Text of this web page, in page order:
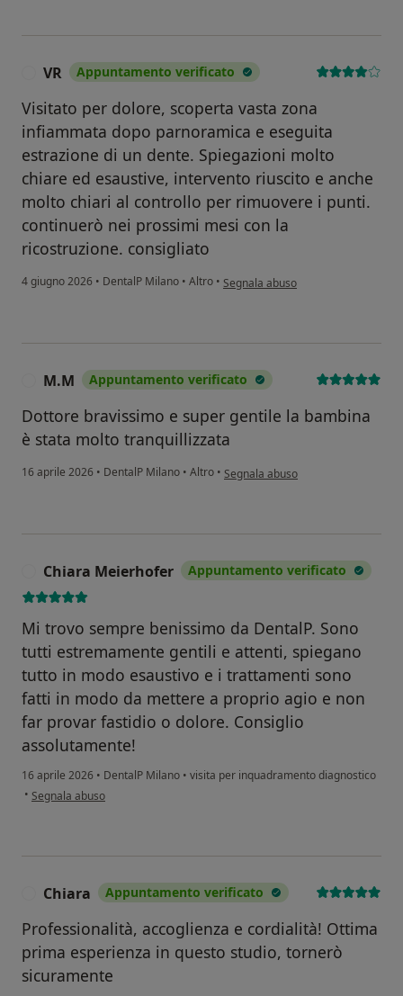
VR Appuntamento verificato
Visitato per dolore, scoperta vasta zona
infiammata dopo parnoramica e eseguita
estrazione di un dente. Spiegazioni molto
chiare ed esaustive, intervento riuscito e anche
molto chiari al controllo per rimuovere i punti.
continuerò nei prossimi mesi con la
ricostruzione. consigliato
4 giugno 2026 • DentalP Milano • Altro • secondo l'opinione dell'utente VR
Segnala abuso
M.M Appuntamento verificato
Dottore bravissimo e super gentile la bambina
è stata molto tranquillizzata
16 aprile 2026 • DentalP Milano • Altro • secondo l'opinione dell'utente M.M
Segnala abuso
Chiara Meierhofer Appuntamento verificato
Mi trovo sempre benissimo da DentalP. Sono
tutti estremamente gentili e attenti, spiegano
tutto in modo esaustivo e i trattamenti sono
fatti in modo da mettere a proprio agio e non
far provar fastidio o dolore. Consiglio
assolutamente!
16 aprile 2026 • DentalP Milano • visita per inquadramento diagnostico
• secondo l'opinione dell'utente Chiara Meierhofer
Segnala abuso
Chiara Appuntamento verificato
Professionalità, accoglienza e cordialità! Ottima
prima esperienza in questo studio, tornerò
sicuramente